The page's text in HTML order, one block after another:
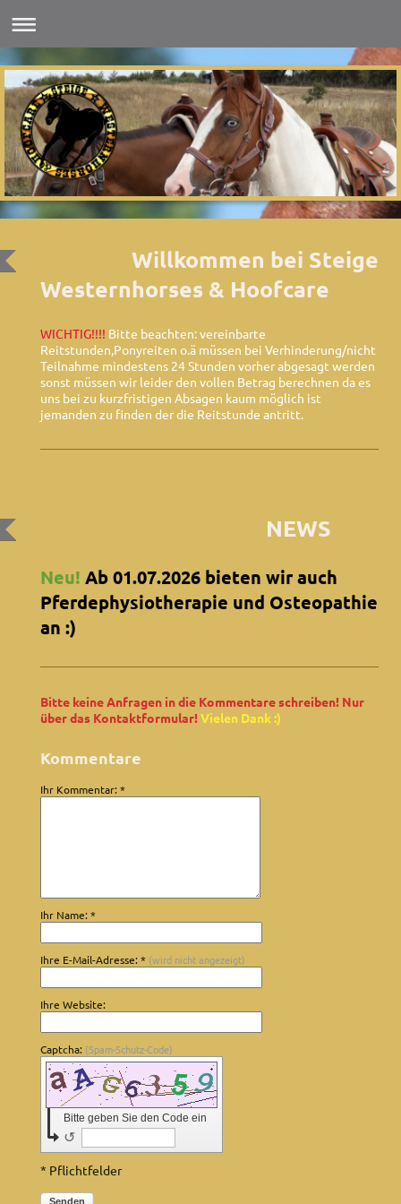
Willkommen bei Steige
Westernhorses & Hoofcare
WICHTIG!!!! Bitte beachten: vereinbarte
Reitstunden,Ponyreiten o.ä müssen bei Verhinderung/nicht
Teilnahme mindestens 24 Stunden vorher abgesagt werden
sonst müssen wir leider den vollen Betrag berechnen da es
uns bei zu kurzfristigen Absagen kaum möglich ist
jemanden zu finden der die Reitstunde antritt.
NEWS
Neu! Ab 01.07.2026 bieten wir auch
Pferdephysiotherapie und Osteopathie
an :)
Bitte keine Anfragen in die Kommentare schreiben! Nur
über das Kontaktformular!Vielen Dank :)
Kommentare
Ihr Kommentar: *
Ihr Name: *
Ihre E-Mail-Adresse: * (wird nicht angezeigt)
Ihre Website:
Captcha: (Spam-Schutz-Code)
Bitte geben Sie den Code ein
↺
* Pflichtfelder
Senden